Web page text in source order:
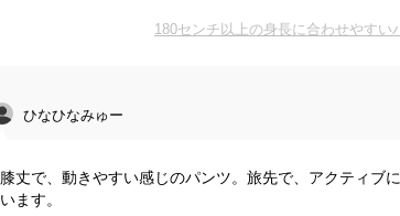
180センチ以上の身長に合わせやすい
ひなひなみゅー
膝丈で、動きやすい感じのパンツ。旅先で、アクティブ
います。